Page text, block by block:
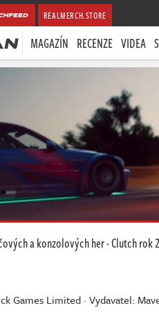
REALMERCH.STORE
MAGAZÍN RECENZE VIDEA
a konzolových her·Clutchrok
Games Limited · Vydavatel: